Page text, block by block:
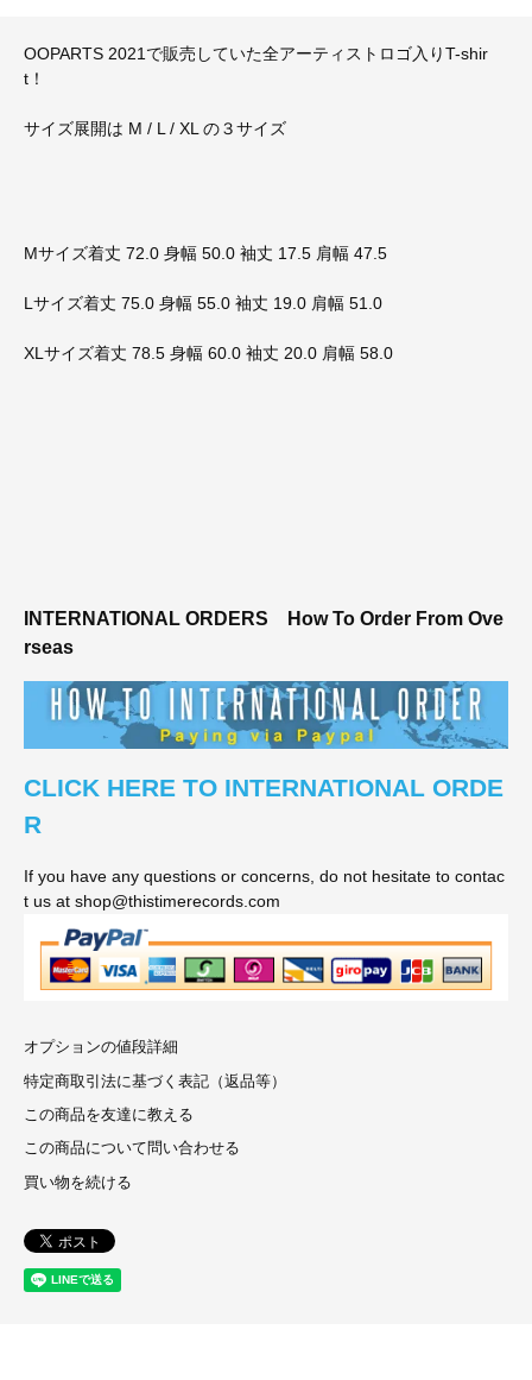
OOPARTS 2021で販売していた全アーティストロゴ入りT-shir
t！
サイズ展開は M / L / XL の３サイズ
Mサイズ着丈 72.0 身幅 50.0 袖丈 17.5 肩幅 47.5
Lサイズ着丈 75.0 身幅 55.0 袖丈 19.0 肩幅 51.0
XLサイズ着丈 78.5 身幅 60.0 袖丈 20.0 肩幅 58.0
INTERNATIONAL ORDERS
How To Order From Ove
rseas
CLICK HERE TO INTERNATIONAL ORDE
R
If you have any questions or concerns, do not hesitate to contac
t us at shop@thistimerecords.com
オプションの値段詳細
特定商取引法に基づく表記（返品等）
この商品を友達に教える
この商品について問い合わせる
買い物を続ける